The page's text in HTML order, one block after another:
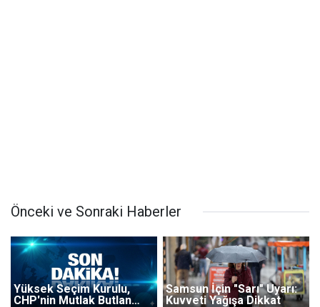
Önceki ve Sonraki Haberler
Yüksek Seçim Kurulu,
CHP'nin Mutlak Butlan
Samsun İçin "Sarı" Uyarı:
Kuvveti Yağışa Dikkat